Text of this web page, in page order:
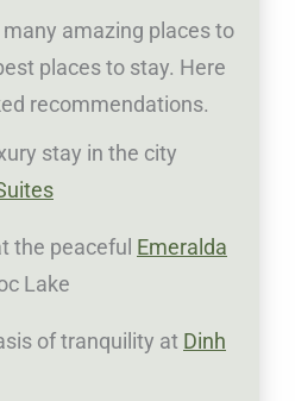
amazing places to
places to stay. Here
recommendations.
stay in the city
the peaceful Emeralda
Lake
of tranquility at Dinh